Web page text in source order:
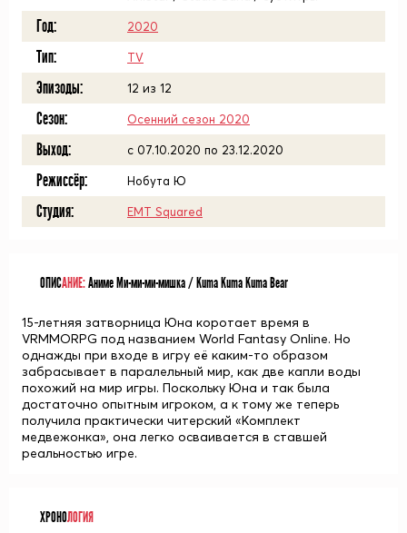
Год: 2020
Тип: TV
Эпизоды: 12 из 12
Сезон: Осенний сезон 2020
Выход: c 07.10.2020 по 23.12.2020
Режиссёр: Нобута Ю
Студия: EMT Squared
ОПИСАНИЕ:Аниме Ми-ми-ми-мишка / Kuma Kuma Kuma Bear
15-летняя затворница Юна коротает время в
VRMMORPG под названием World Fantasy Online. Но
однажды при входе в игру её каким-то образом
забрасывает в паралельный мир, как две капли воды
похожий на мир игры. Поскольку Юна и так была
достаточно опытным игроком, а к тому же теперь
получила практически читерский «Комплект
медвежонка», она легко осваивается в ставшей
реальностью игре.
ХРОНОЛОГИЯ